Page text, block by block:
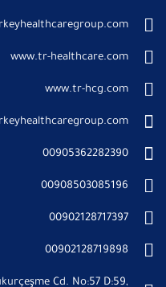
www.tr-healthcare.com
www.tr-hcg.com
00905362282390
00908503085196
00902128717397
00902128719898
Cd. No:57 D:59,